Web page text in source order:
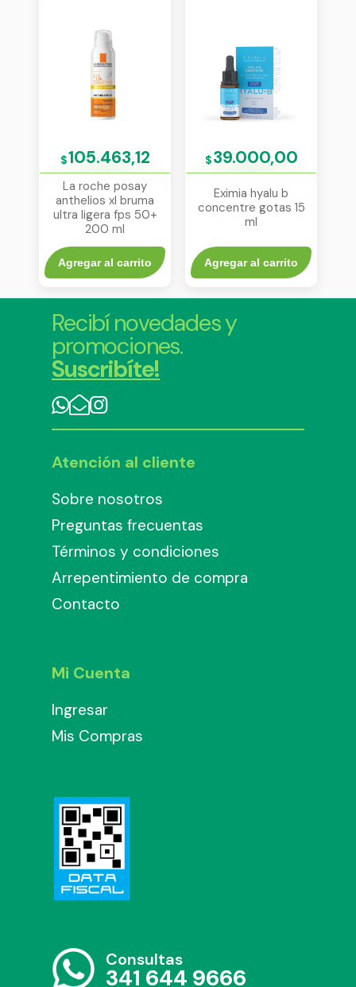
$105.463,12
La roche posay
anthelios xl bruma
ultra ligera fps 50+
200 ml
Agregar al carrito
$39.000,00
Eximia hyalu b
concentre gotas 15
ml
Agregar al carrito
Recibí novedades y
promociones.
Suscribíte!
Atención al cliente
Sobre nosotros
Preguntas frecuentas
Términos y condiciones
Arrepentimiento de compra
Contacto
Mi Cuenta
Ingresar
Mis Compras
Consultas
341 644 9666